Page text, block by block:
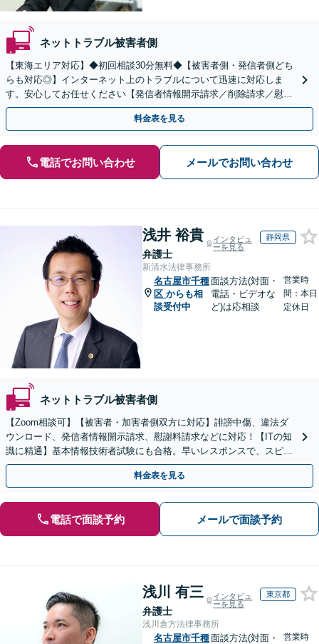
ネットトラブル被害者側
【東海エリア対応】◆初回相談30分無料◆【被害者側・発信者側どち
らも対応◎】インターネット上のトラブルについて迅速に対応しま
す。安心してお任せください【発信者情報開示請求／削除請求／慰謝
料請求／意見照会への対応】
料金表を見る
電話でお問い合わせ メールでお問い合わせ
浅井 裕貴
弁護士
インタビュ
ーを見る
静岡県
新清水法律事務所
名古屋市千種
区 からも相
談受付中
面談方法(対面・
電話・ビデオな
ど)は応相談
営業時
間：本日
定休日
ネットトラブル被害者側
【Zoom相談可】【被害者・加害者側双方に対応】誹謗中傷、違法ダ
ウンロード、発信者情報開示請求、慰謝料請求などに対応！【ITの知
識に精通】基本情報技術者試験にも合格。早いレスポンスで、スピー
ド感を持って対応します。【Torrentの相談◎】
料金表を見る
電話で面談予約 メールで面談予約
浅川 有三
弁護士
インタビュ
ーを見る
東京都
浅川倉方法律事務所
名古屋市千種面談方法(対面・
営業時